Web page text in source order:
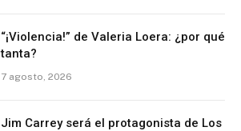
“¡Violencia!” de Valeria Loera: ¿por qué
tanta?
7 agosto, 2026
Jim Carrey será el protagonista de Los